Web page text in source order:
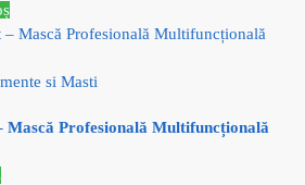
si Masti
Mască Profesională Multifuncțională